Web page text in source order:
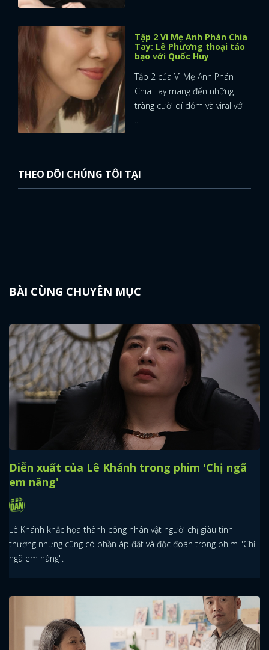
Tập 2 Vì Mẹ Anh Phán Chia
Tay: Lê Phương thoại táo
bạo với Quốc Huy
Tập 2 của Vì Mẹ Anh Phán
Chia Tay mang đến những
tràng cười dí dỏm và viral với
...
THEO DÕI CHÚNG TÔI TẠI
BÀI CÙNG CHUYÊN MỤC
Diễn xuất của Lê Khánh trong phim 'Chị ngã
em nâng'
Lê Khánh khắc họa thành công nhân vật người chị giàu tình
thương nhưng cũng có phần áp đặt và độc đoán trong phim "Chị
ngã em nâng".